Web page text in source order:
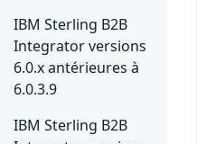
IBM Sterling B2B
Integrator versions
6.0.x antérieures à
6.0.3.9
IBM Sterling B2B